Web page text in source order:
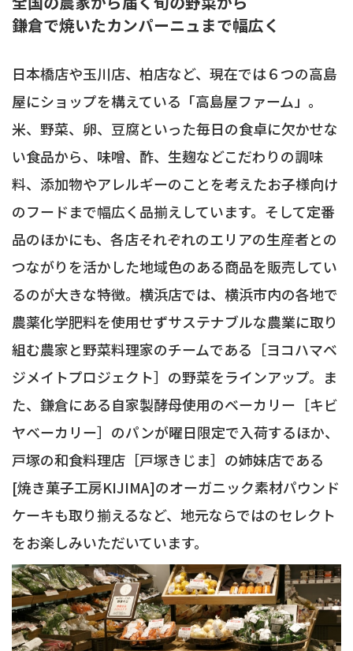
鎌倉で焼いたカンパーニュまで幅広く
日本橋店や玉川店、柏店など、現在では６つの高島
屋にショップを構えている「高島屋ファーム」。
米、野菜、卵、豆腐といった毎日の食卓に欠かせな
い食品から、味噌、酢、生麹などこだわりの調味
料、添加物やアレルギーのことを考えたお子様向け
のフードまで幅広く品揃えしています。そして定番
品のほかにも、各店それぞれのエリアの生産者との
つながりを活かした地域色のある商品を販売してい
るのが大きな特徴。横浜店では、横浜市内の各地で
農薬化学肥料を使用せずサステナブルな農業に取り
組む農家と野菜料理家のチームである［ヨコハマベ
ジメイトプロジェクト］の野菜をラインアップ。ま
た、鎌倉にある自家製酵母使用のベーカリー［キビ
ヤベーカリー］のパンが曜日限定で入荷するほか、
戸塚の和食料理店［戸塚きじま］の姉妹店である
[焼き菓子工房KIJIMA]のオーガニック素材パウンド
ケーキも取り揃えるなど、地元ならではのセレクト
をお楽しみいただいています。